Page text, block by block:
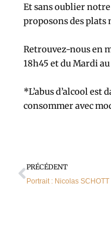
Et sans oublier notre
proposons des plats
Retrouvez-nous en
18h45 et du Mardi
*L’abus d’alcool est
consommer avec
Précédent
PRÉCÉDENT
Portrait : Nicolas SCHOTT